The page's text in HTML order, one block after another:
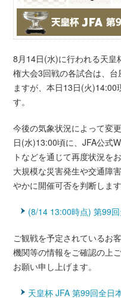
8月14日(水)に行われる天皇
権大会3回戦の各試合は、
ますが、本日13日(火
す。
今後の気象状況によって変
日(水)13:00頃に、JFA公式
トなどを通じて再度状況を
大規模な災害発生や交通障
やかに開催可否を判断します
(8/14 13:00時点) 第99
ご観戦を予定されているお
機関等の情報をご確認の上
お願い申し上げます。
天皇杯 JFA 第99回全日